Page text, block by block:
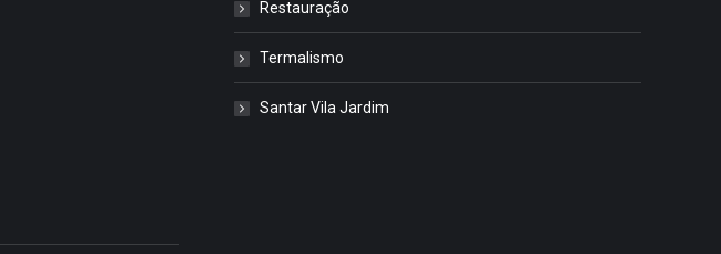
Restauração
Termalismo
Santar Vila Jardim